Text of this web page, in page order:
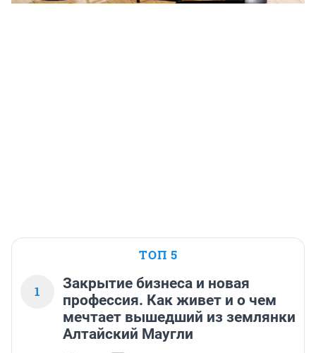
ТОП 5
1
Закрытие бизнеса и новая
профессия. Как живет и о чем
мечтает вышедший из землянки
Алтайский Маугли